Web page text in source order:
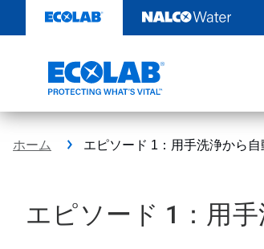
テ
る
ホーム エピソード 1：用手洗浄から自
エピソード 1：用